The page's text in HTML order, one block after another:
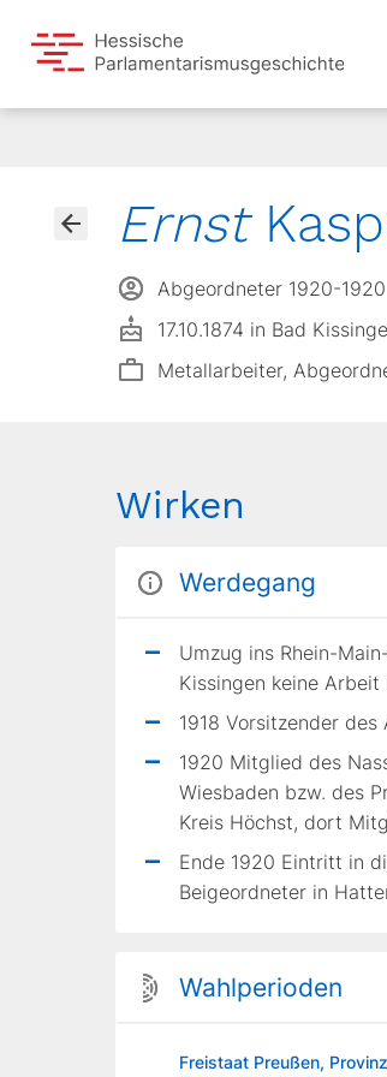
Ernst
Abgeordneter 1920-1920
17.10.1874 in Bad
Metallarbeiter,
Wirken
Werdegang
Umzug ins Rhein-
Kissingen keine Arbeit
1918 Vorsitzender
1920 Mitglied des
Wiesbaden bzw. des
Kreis Höchst, dort
Ende 1920 Eintritt in
Beigeordneter in
Wahlperioden
Freistaat Preußen,